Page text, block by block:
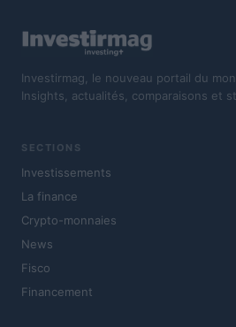
Investirmag, le nouveau portail du
Insights, actualités, comparaisons et
SECTIONS
Investissements
La finance
Crypto-monnaies
News
Fisco
Financement